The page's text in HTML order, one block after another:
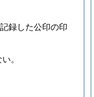
録した公印の印
。